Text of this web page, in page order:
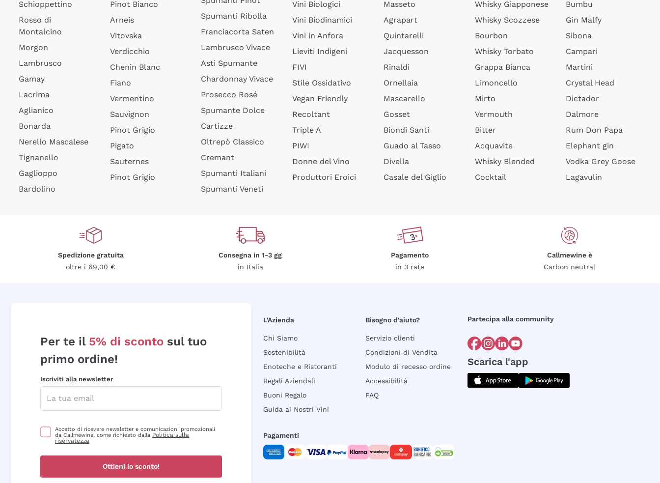
Schioppettino
Rosso di
Montalcino
Morgon
Lambrusco
Gamay
Lacrima
Aglianico
Bonarda
Nerello Mascalese
Tignanello
Gaglioppo
Bardolino
Pinot Bianco
Arneis
Vitovska
Verdicchio
Chenin Blanc
Fiano
Vermentino
Sauvignon
Pinot Grigio
Pigato
Sauternes
Pinot Grigio
Spumanti Ribolla
Franciacorta Saten
Lambrusco Vivace
Asti Spumante
Chardonnay Vivace
Prosecco Rosé
Spumante Dolce
Cartizze
Oltrepò Classico
Cremant
Spumanti Italiani
Spumanti Veneti
Vini Biologici
Vini Biodinamici
Vini in Anfora
Lieviti Indigeni
FIVI
Stile Ossidativo
Vegan Friendly
Recoltant
Triple A
PIWI
Donne del Vino
Produttori Eroici
Masseto
Agrapart
Quintarelli
Jacquesson
Rinaldi
Ornellaia
Mascarello
Gosset
Biondi Santi
Guado al Tasso
Divella
Casale del Giglio
Whisky Giapponese
Whisky Scozzese
Bourbon
Whisky Torbato
Grappa Bianca
Limoncello
Mirto
Vermouth
Bitter
Acquavite
Whisky Blended
Cocktail
Bumbu
Gin Malfy
Sibona
Campari
Martini
Crystal Head
Dictador
Dalmore
Rum Don Papa
Elephant gin
Vodka Grey Goose
Lagavulin
Spedizione gratuita
oltre i 69,00 €
Consegna in 1-3 gg
in Italia
Pagamento
in 3 rate
Callmewine è
Carbon neutral
Per te il 5% di sconto sul tuo
primo ordine!
Iscriviti alla newsletter
Accetto di ricevere newsletter e comunicazioni promozionali
da Callmewine, come richiesto dalla Politica sulla
riservatezza
Ottieni lo sconto!
L'Azienda
Chi Siamo
Sostenibilità
Enoteche e Ristoranti
Regali Aziendali
Buoni Regalo
Guida ai Nostri Vini
Bisogno d'aiuto?
Servizio clienti
Condizioni di Vendita
Modulo di recesso ordine
Accessibilità
FAQ
Partecipa alla community
Scarica l'app
Pagamenti